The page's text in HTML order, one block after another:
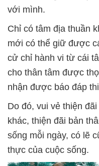
với mình.
Chỉ có tâm địa thuần
mới có thể giữ được
cử chỉ hành vi từ cái
cho thân tâm được
nhận được báo đáp
Do đó, vui vẻ thiện
khác, thiện đãi bản
sống mỗi ngày, có lẽ
thực của cuộc sống.